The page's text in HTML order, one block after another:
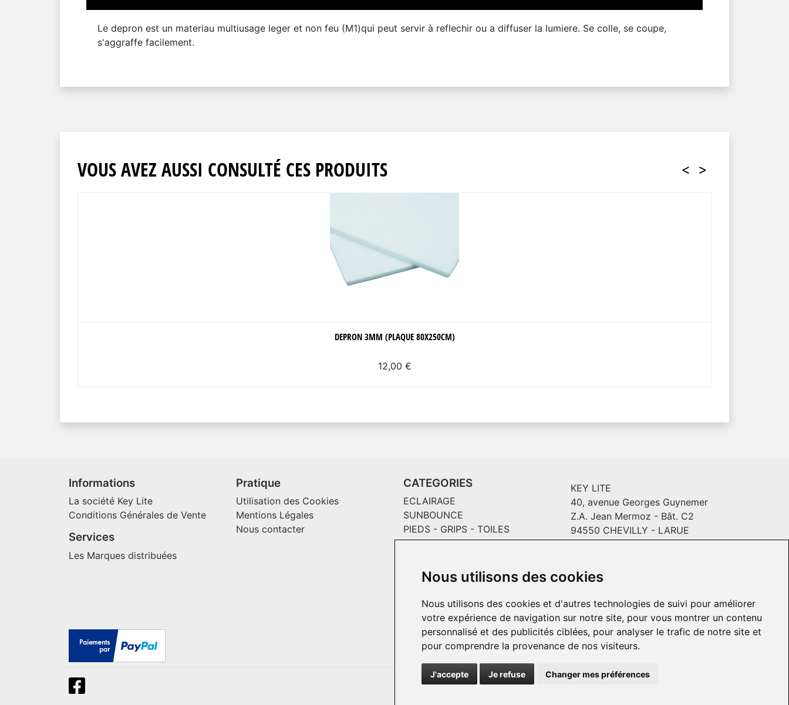
Nous utilisons des cookies
Nous utilisons des cookies et d'autres technologies de suivi pour améliorer
votre expérience de navigation sur notre site, pour vous montrer un contenu
personnalisé et des publicités ciblées, pour analyser le trafic de notre site et
pour comprendre la provenance de nos visiteurs.
J'accepte Je refuse Changer mes préférences
Le depron est un materiau multiusage leger et non feu (M1)qui peut servir à reflechir ou a diffuser la lumiere. Se colle, se coupe,
s'aggraffe facilement.
VOUS AVEZ AUSSI CONSULTÉ CES PRODUITS < >
DEPRON 3MM (PLAQUE 80X250CM)
12,00 €
Informations
La société Key Lite
Conditions Générales de Vente
Services
Les Marques distribuées
Pratique
Utilisation des Cookies
Mentions Légales
Nous contacter
CATEGORIES
ECLAIRAGE
SUNBOUNCE
PIEDS - GRIPS - TOILES
MAGLINER CHARIOTS
EFFETS SPECIAUX ET
INCRUSTATION
PASSECABLE
HOME PRODUCT
KEY LITE
40, avenue Georges Guynemer
Z.A. Jean Mermoz - Bât. C2
94550 CHEVILLY - LARUE
9h-13h & 14h-18h
© 2026 KEY LITE. Tous droits réservés.